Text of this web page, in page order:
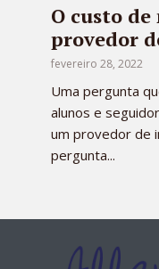
O custo
provedor
fevereiro 28, 2022
Uma pergunta
alunos e
um provedor de
pergunta...